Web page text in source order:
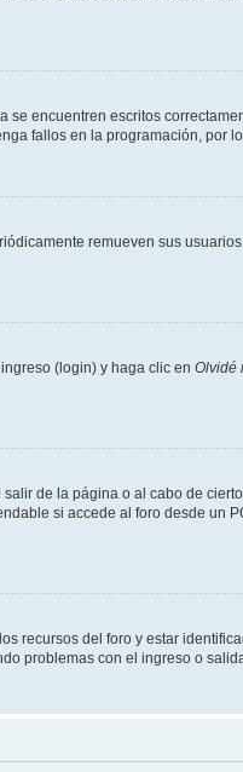
encuentren escritos
fallos en la programación, por
remueven sus
(login) y haga clic en Olvidé
de la página o al cabo de
si accede al foro desde un
recursos del foro y estar
problemas con el ingreso o